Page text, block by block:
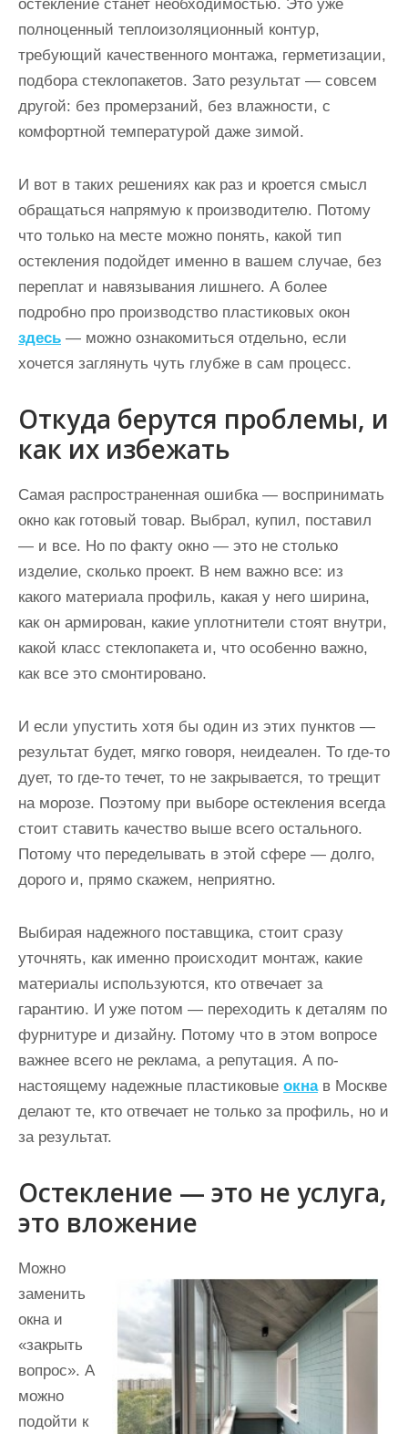
остекление станет необходимостью. Это уже
полноценный теплоизоляционный контур,
требующий качественного монтажа, герметизации,
подбора стеклопакетов. Зато результат — совсем
другой: без промерзаний, без влажности, с
комфортной температурой даже зимой.
И вот в таких решениях как раз и кроется смысл
обращаться напрямую к производителю. Потому
что только на месте можно понять, какой тип
остекления подойдет именно в вашем случае, без
переплат и навязывания лишнего. А более
подробно про производство пластиковых окон
здесь — можно ознакомиться отдельно, если
хочется заглянуть чуть глубже в сам процесс.
Откуда берутся проблемы, и
как их избежать
Самая распространенная ошибка — воспринимать
окно как готовый товар. Выбрал, купил, поставил
— и все. Но по факту окно — это не столько
изделие, сколько проект. В нем важно все: из
какого материала профиль, какая у него ширина,
как он армирован, какие уплотнители стоят внутри,
какой класс стеклопакета и, что особенно важно,
как все это смонтировано.
И если упустить хотя бы один из этих пунктов —
результат будет, мягко говоря, неидеален. То где-то
дует, то где-то течет, то не закрывается, то трещит
на морозе. Поэтому при выборе остекления всегда
стоит ставить качество выше всего остального.
Потому что переделывать в этой сфере — долго,
дорого и, прямо скажем, неприятно.
Выбирая надежного поставщика, стоит сразу
уточнять, как именно происходит монтаж, какие
материалы используются, кто отвечает за
гарантию. И уже потом — переходить к деталям по
фурнитуре и дизайну. Потому что в этом вопросе
важнее всего не реклама, а репутация. А по-
настоящему надежные пластиковые окнав Москве
делают те, кто отвечает не только за профиль, но и
за результат.
Остекление — это не услуга,
это вложение
Можно
заменить
окна и
«закрыть
вопрос». А
можно
подойти к